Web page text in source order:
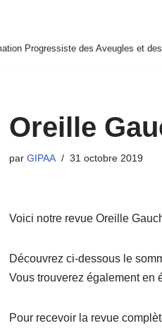
Progressiste des Aveugles et
Oreille
par GIPAA 31 octobre 2019
Voici notre revue Oreille
Découvrez ci-dessous le
Vous trouverez également en
Pour recevoir la revue